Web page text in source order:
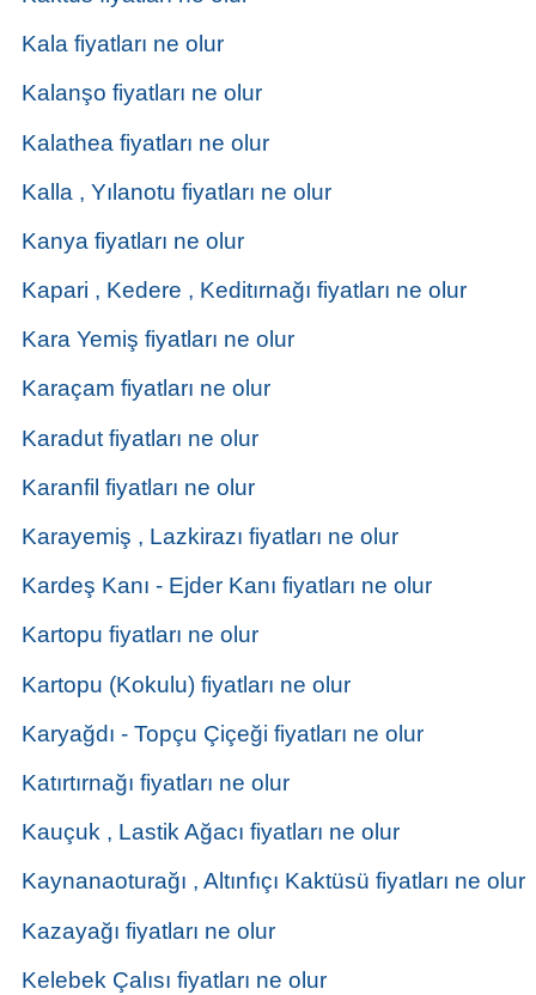
Kala fiyatları ne olur
Kalanşo fiyatları ne olur
Kalathea fiyatları ne olur
Kalla , Yılanotu fiyatları ne olur
Kanya fiyatları ne olur
Kapari , Kedere , Keditırnağı fiyatları ne olur
Kara Yemiş fiyatları ne olur
Karaçam fiyatları ne olur
Karadut fiyatları ne olur
Karanfil fiyatları ne olur
Karayemiş , Lazkirazı fiyatları ne olur
Kardeş Kanı - Ejder Kanı fiyatları ne olur
Kartopu fiyatları ne olur
Kartopu (Kokulu) fiyatları ne olur
Karyağdı - Topçu Çiçeği fiyatları ne olur
Katırtırnağı fiyatları ne olur
Kauçuk , Lastik Ağacı fiyatları ne olur
Kaynanaoturağı , Altınfıçı Kaktüsü fiyatları ne olur
Kazayağı fiyatları ne olur
Kelebek Çalısı fiyatları ne olur